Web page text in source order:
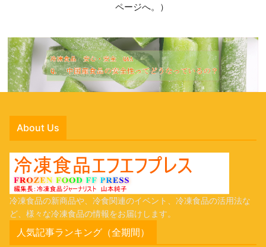
ページへ。）
About Us
冷凍食品の新商品や、冷食関連のイベント、冷凍食品の活用法な
ど、様々な冷凍食品の情報をお届けします。
人気記事ランキング（全期間）